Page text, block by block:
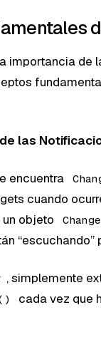
importancia de
las
encuentra
cuando
objeto
“escuchando”
, simplemente
cada vez que